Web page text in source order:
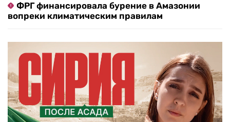
ФРГ финансировала бурение в Амазонии
вопреки климатическим правилам